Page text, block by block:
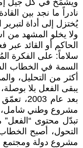
ويشمَخُ في كلِّ جيل
نادراً ما نجد بين
يُختزل إلى أداة لتبرير
ولا يخلو المشهد من
الحاكم أو القائد
سلاماً: على الفكرة
السمة في الخطاب
أكثر من التحليل،
يبقى الفعل بلا
بعد
مشروع وطني شامل،
تبدّل محتوى
التحول، أصبح
مشروع دولة ومجتمع